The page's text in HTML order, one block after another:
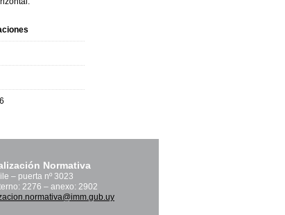
Normativa
– puerta nº 3023
2276 – anexo: 2902